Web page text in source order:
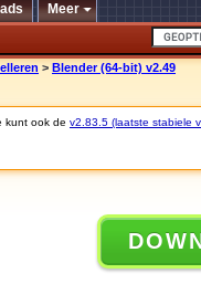
Meer
> Blender (64-bit) v2.49
kunt ook de v2.83.5 (laatste stabiele